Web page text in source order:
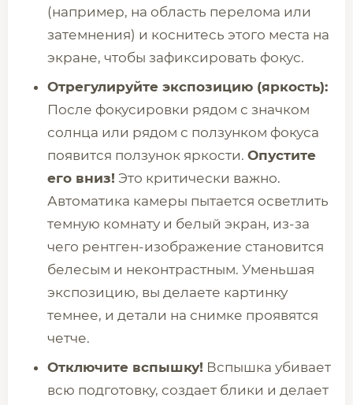
(например, на область перелома или
затемнения) и коснитесь этого места на
экране, чтобы зафиксировать фокус.
Отрегулируйте экспозицию (яркость):
После фокусировки рядом с значком
солнца или рядом с ползунком фокуса
появится ползунок яркости. Опустите
его вниз! Это критически важно.
Автоматика камеры пытается осветлить
темную комнату и белый экран, из-за
чего рентген-изображение становится
белесым и неконтрастным. Уменьшая
экспозицию, вы делаете картинку
темнее, и детали на снимке проявятся
четче.
Отключите вспышку! Вспышка убивает
всю подготовку, создает блики и делает